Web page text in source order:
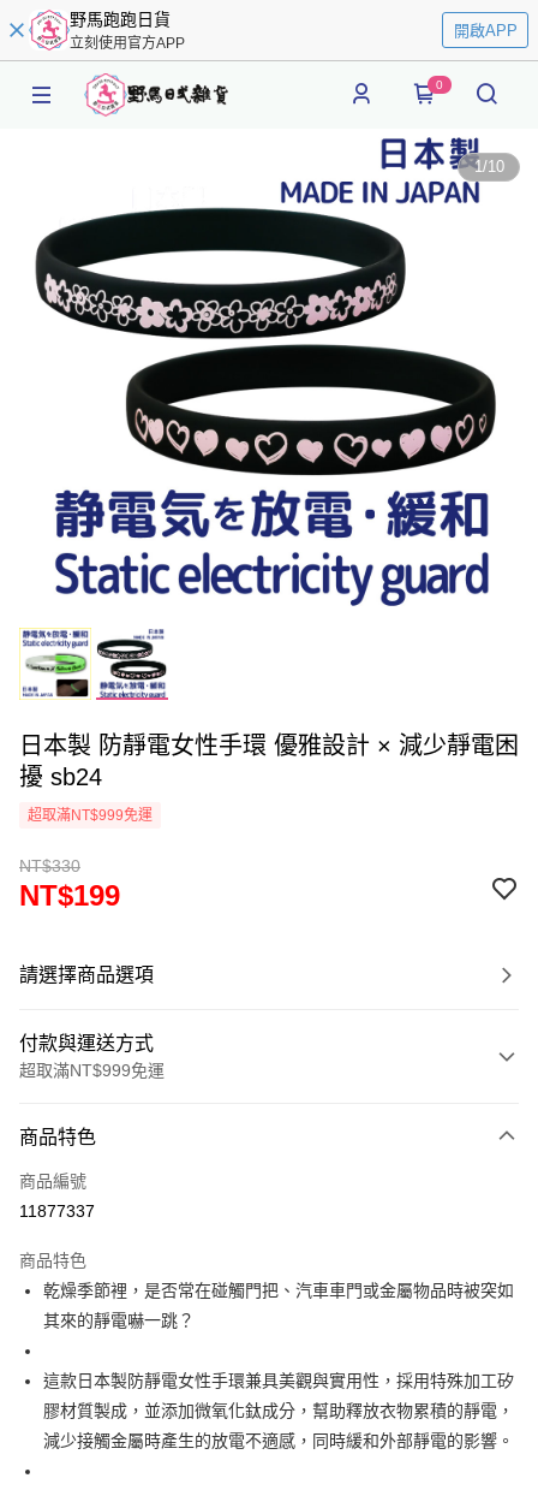
野馬跑跑日貨
立刻使用官方APP
開啟APP
0
1/10
日本製 防靜電女性手環 優雅設計 × 減少靜電困
擾 sb24
超取滿NT$999免運
NT$330
NT$199
請選擇商品選項
付款與運送方式
超取滿NT$999免運
信用卡一次付款
信用卡分期付款
合作金庫商業銀行
華南商業銀行
彰化商業銀行
上海商業儲蓄銀行
臺灣中小企業銀行
台中商業銀行
匯豐（台灣）商業銀行
華泰商業銀行
聯邦商業銀行
遠東國際商業銀行
元大商業銀行
永豐商業銀行
超商取貨付款
LINE Pay
Apple Pay
街口支付
商品特色
商品編號
11877337
商品特色
乾燥季節裡，是否常在碰觸門把、汽車車門或金屬物品時被突如
其來的靜電嚇一跳？
這款日本製防靜電女性手環兼具美觀與實用性，採用特殊加工矽
膠材質製成，並添加微氧化鈦成分，幫助釋放衣物累積的靜電，
減少接觸金屬時產生的放電不適感，同時緩和外部靜電的影響。